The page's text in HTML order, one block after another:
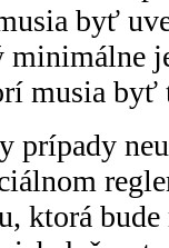
byť
musia byť
prípady
ktorá